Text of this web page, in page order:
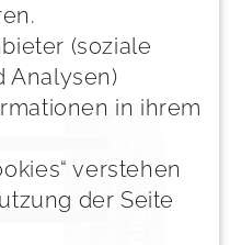
(soziale
Analysen)
in ihrem
verstehen
der Seite